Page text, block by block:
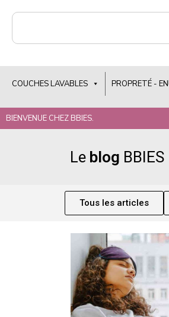
COUCHES LAVABLES PROPRETÉ -
BIENVENUE CHEZ BBIES.
Le blog BBIES
Tous les articles